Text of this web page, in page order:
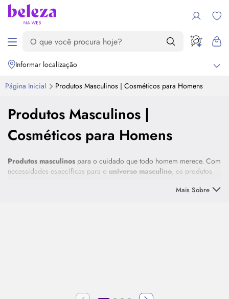
Informar localização
Página Inicial Produtos Masculinos | Cosméticos para Homens
Produtos Masculinos |
Cosméticos para Homens
Produtos masculinos para o cuidado que todo homem merece. Com
necessidades específicas para o universo masculino, os produtos
dos cabelos, modelam a barba com excelência e até mesmo auxiliam
Mais Sobre